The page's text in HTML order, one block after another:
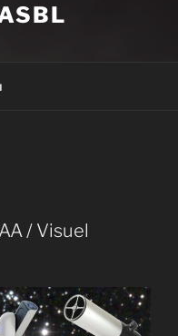
/ Visuel